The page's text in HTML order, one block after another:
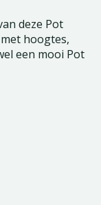
deze Pot
hoogtes,
een mooi Pot